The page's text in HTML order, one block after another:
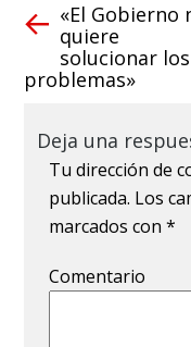
«El Gobierno
quiere
solucionar los
problemas»
Deja una
Tu dirección de
publicada. Los
marcados con*
Comentario